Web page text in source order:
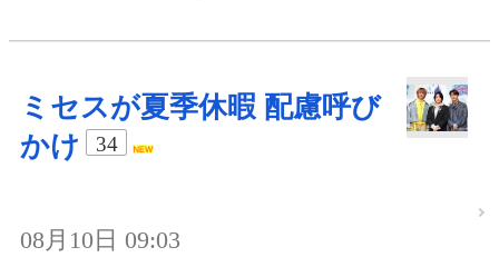
ミセスが夏季休暇 配慮呼び
かけ
34
08月10日 09:03